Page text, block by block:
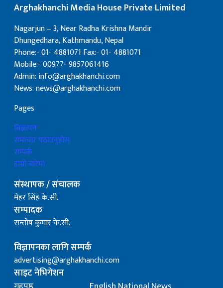
Arghakhanchi Media House Private Limited
Nagarjun – 3, Near Radha Krishna Mandir
Dhungedhara, Kathmandu, Nepal
Phone:- 01- 4881071 Fax:- 01- 4881071
Mobile:- 00977- 9857061416
Admin: info@arghakhanchi.com
News: news@arghakhanchi.com
Pages
बिज्ञापन
समाचार पठाउनुहोस्
सम्पर्क
हाम्रो बारेमा
संस्थापक / संचालक
मेहर सिंह के.सी.
सम्पादक
सन्तोष कुमार के.सी.
विज्ञापनका लागि सम्पर्क
advertising@arghakhanchi.com
साइट नेभिगेशन